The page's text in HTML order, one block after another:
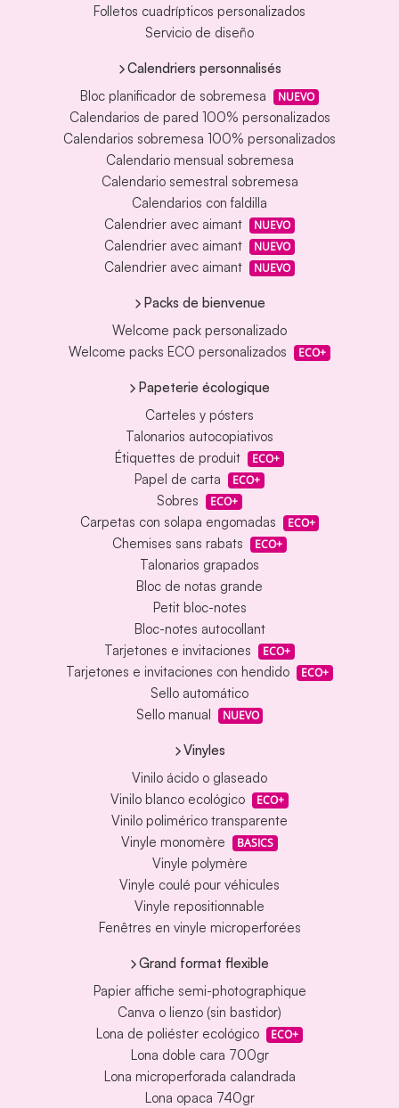
Folletos cuadrípticos personalizados
Servicio de diseño
Calendriers personnalisés
Bloc planificador de sobremesa
NUEVO
Calendarios de pared 100% personalizados
Calendarios sobremesa 100% personalizados
Calendario mensual sobremesa
Calendario semestral sobremesa
Calendarios con faldilla
Calendrier avec aimant
NUEVO
Calendrier avec aimant NUEVO
Calendrier avec aimant NUEVO
Packs de bienvenue
Welcome pack personalizado
Welcome packs ECO personalizados
ECO+
Papeterie écologique
Carteles y pósters
Talonarios autocopiativos
Étiquettes de produit
ECO+
Papel de carta ECO+
Sobres ECO+
Carpetas con solapa engomadas ECO+
Chemises sans rabats ECO+
Talonarios grapados
Bloc de notas grande
Petit bloc-notes
Bloc-notes autocollant
Tarjetones e invitaciones
ECO+
Tarjetones e invitaciones con hendido ECO+
Sello automático
Sello manual
NUEVO
Vinyles
Vinilo ácido o glaseado
Vinilo blanco ecológico
ECO+
Vinilo polimérico transparente
Vinyle monomère
BASICS
Vinyle polymère
Vinyle coulé pour véhicules
Vinyle repositionnable
Fenêtres en vinyle microperforées
Grand format flexible
Papier affiche semi-photographique
Canva o lienzo (sin bastidor)
Lona de poliéster ecológico
ECO+
Lona doble cara 700gr
Lona microperforada calandrada
Lona opaca 740gr